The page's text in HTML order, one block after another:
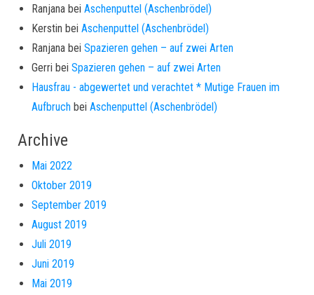
Ranjana bei Aschenputtel (Aschenbrödel)
Kerstin bei Aschenputtel (Aschenbrödel)
Ranjana bei Spazieren gehen – auf zwei Arten
Gerri bei Spazieren gehen – auf zwei Arten
Hausfrau - abgewertet und verachtet * Mutige Frauen im
Aufbruch bei Aschenputtel (Aschenbrödel)
Archive
Mai 2022
Oktober 2019
September 2019
August 2019
Juli 2019
Juni 2019
Mai 2019